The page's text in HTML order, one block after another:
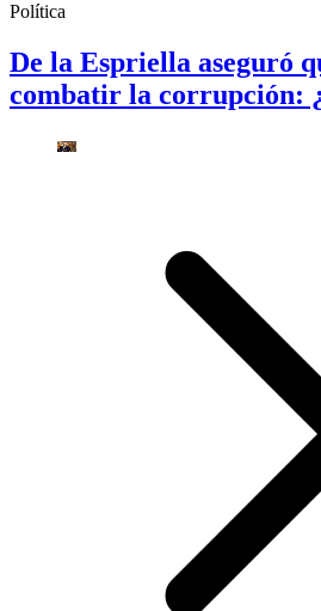
Política
De la Espriella aseguró
combatir la corrupción: